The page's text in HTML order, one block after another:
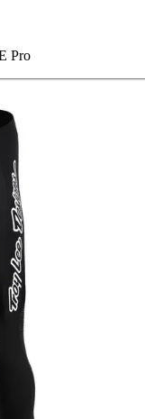
Pro